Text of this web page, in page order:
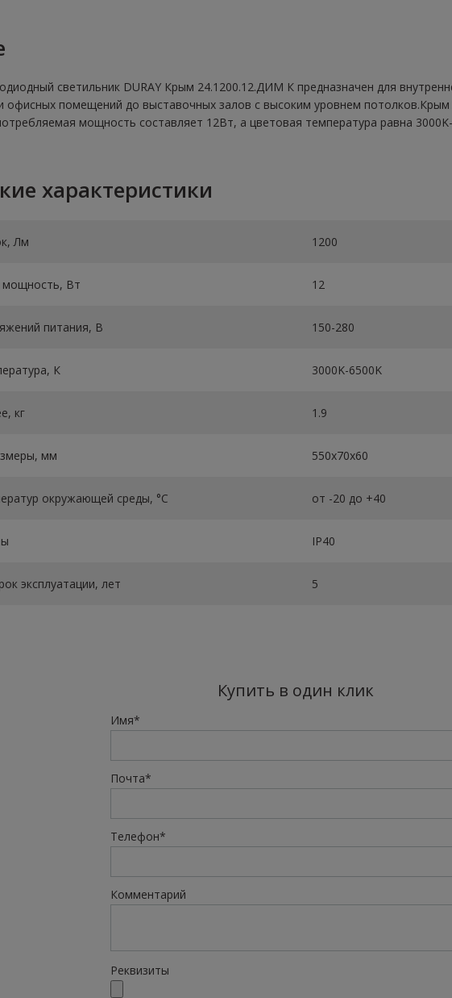
светильник DURAY Крым 24.1200.12.ДИМ К предназначен для
и офисных помещений до выставочных залов с высоким уровнем
мощность составляет 12Вт, а цветовая температура равна
характеристики
Лм 1200
мощность, Вт 12
питания, В 150-280
К 3000K-6500K
кг 1.9
мм 550х70х60
окружающей среды, °C от -20 до +40
IP40
эксплуатации, лет 5
Купить в один клик
Имя*
Почта*
Телефон*
Комментарий
Реквизиты